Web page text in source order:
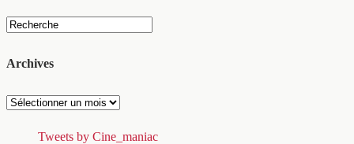
Archives
Archives
Tweets by Cine_maniac